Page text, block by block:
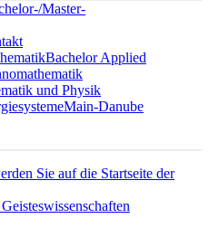
Master-
Bachelor Applied
und Physik
Main-Danube